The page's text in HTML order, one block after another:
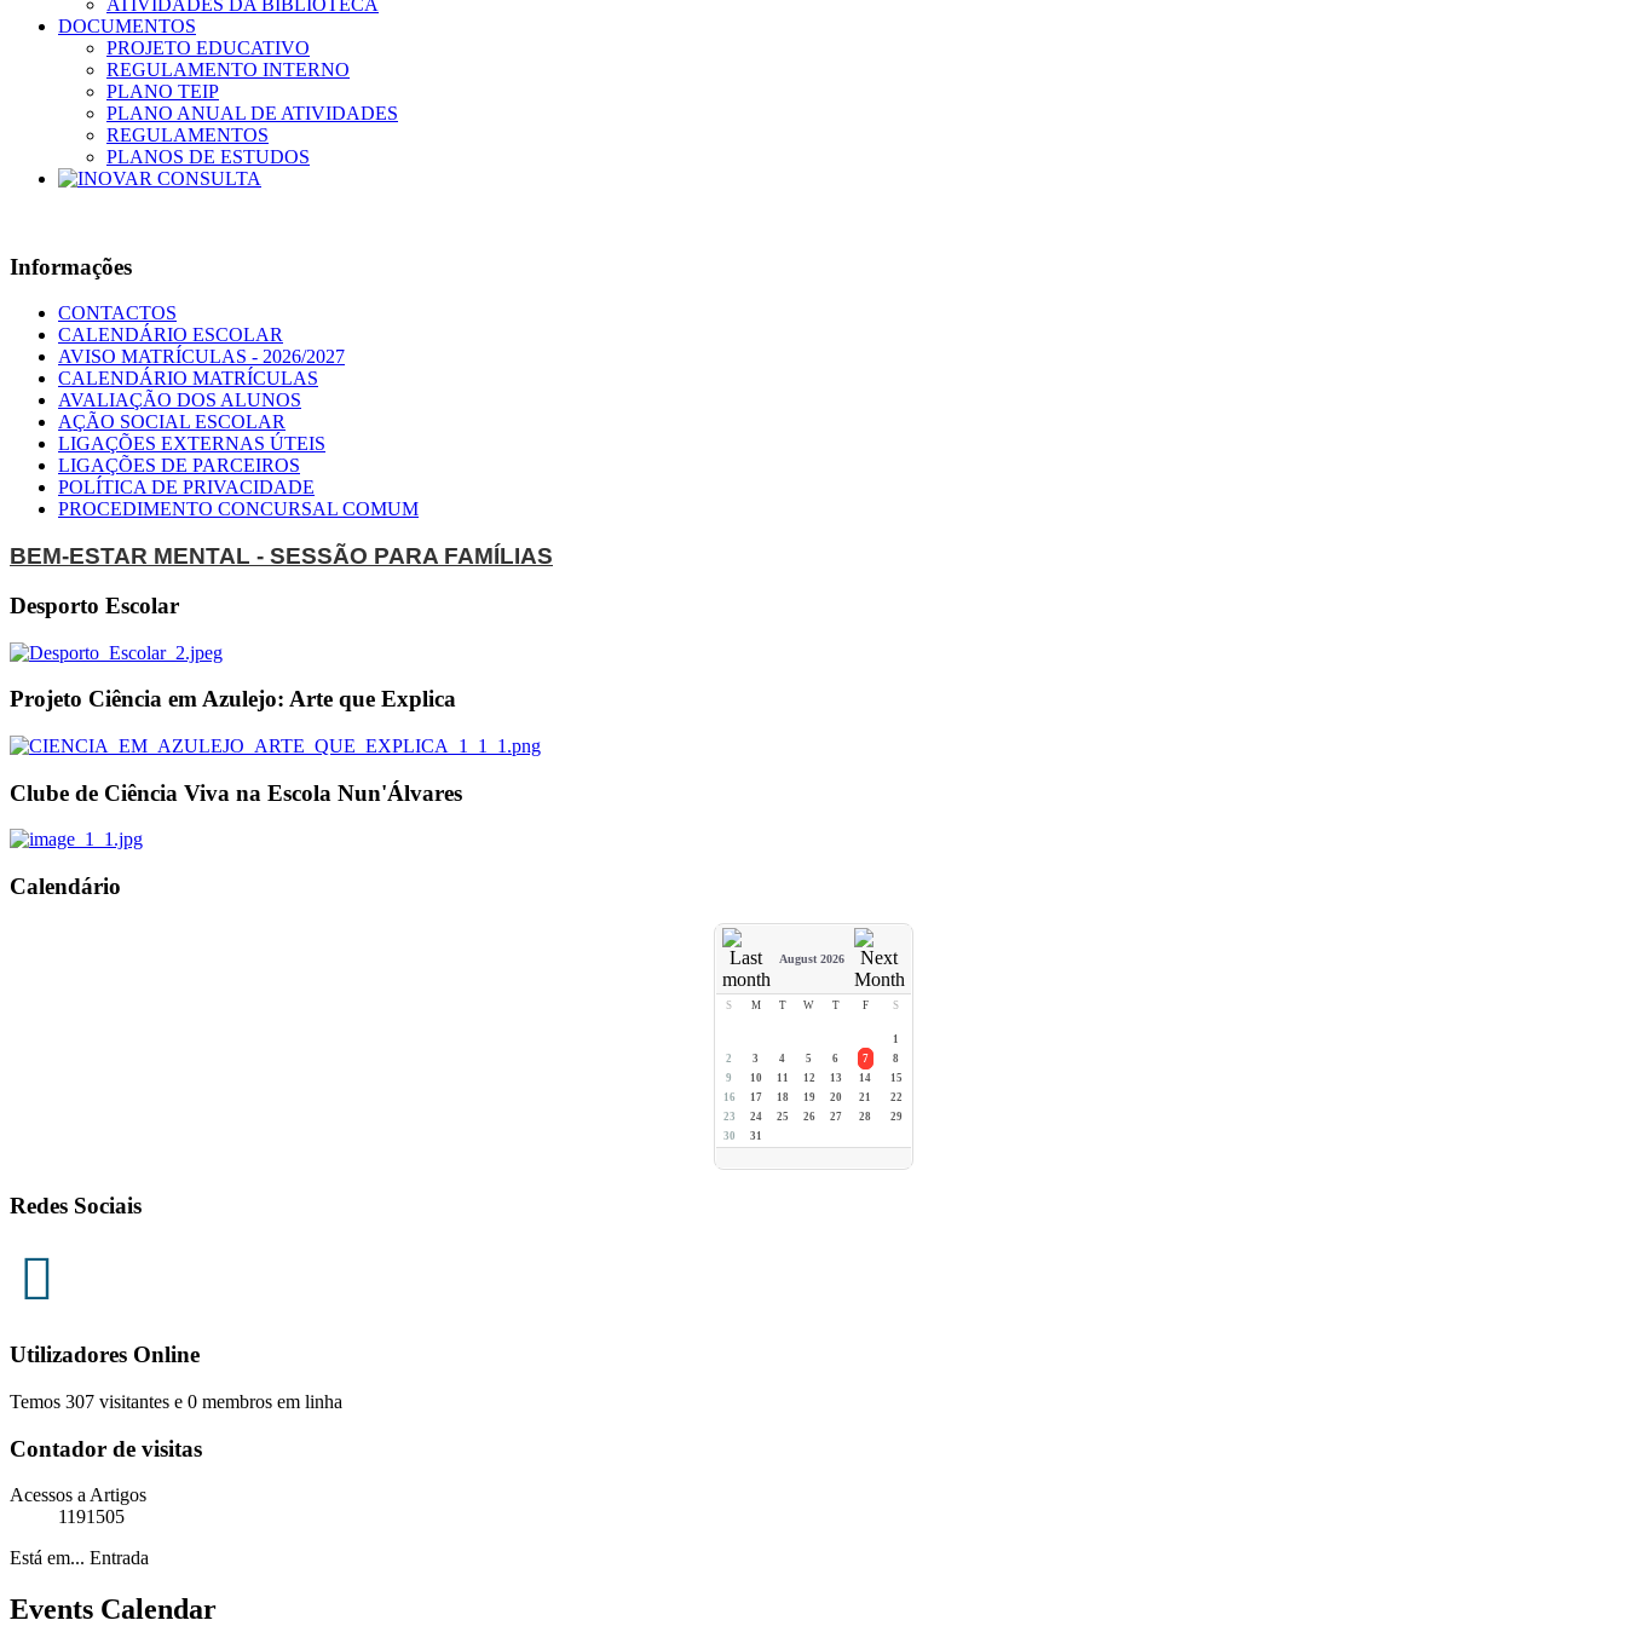
ATIVIDADES DA BIBLIOTECA
DOCUMENTOS
PROJETO EDUCATIVO
REGULAMENTO INTERNO
PLANO TEIP
PLANO ANUAL DE ATIVIDADES
REGULAMENTOS
PLANOS DE ESTUDOS
Informações
CONTACTOS
CALENDÁRIO ESCOLAR
AVISO MATRÍCULAS - 2026/2027
CALENDÁRIO MATRÍCULAS
AVALIAÇÃO DOS ALUNOS
AÇÃO SOCIAL ESCOLAR
LIGAÇÕES EXTERNAS ÚTEIS
LIGAÇÕES DE PARCEIROS
POLÍTICA DE PRIVACIDADE
PROCEDIMENTO CONCURSAL COMUM
BEM-ESTAR MENTAL - SESSÃO PARA FAMÍLIAS
Desporto Escolar
Projeto Ciência em Azulejo: Arte que Explica
Clube de Ciência Viva na Escola Nun'Álvares
Calendário
August 2026
S M T W T F S
1
2
3 4 5 6 7
8
9
10 11 12 13 14
15
16
17 18 19 20 21
22
23
24 25 26 27 28
29
30
31
Redes Sociais
Utilizadores Online
Temos 307 visitantes e 0 membros em linha
Contador de visitas
Acessos a Artigos
1191505
Está em... Entrada
Events Calendar